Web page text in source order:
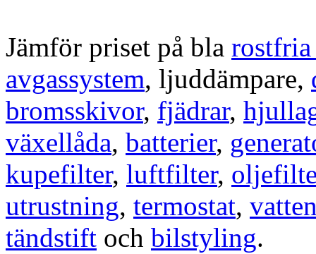
Jämför priset på bla rostfria
avgassystem, ljuddämpare,
bromsskivor, fjädrar,
växellåda, batterier,
kupefilter, luftfilter,
utrustning, termostat,
tändstift och bilstyling.